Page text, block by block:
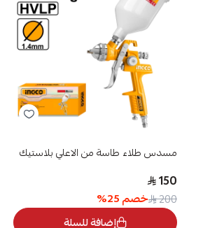
مسدس طلاء طاسة من الاعلي بلاستيك
150
200 خصم25
%
إضافة للسلة